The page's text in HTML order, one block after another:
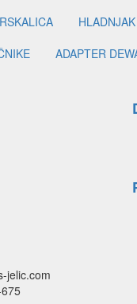
HLADNJAK
ADAPTER
jelic.com